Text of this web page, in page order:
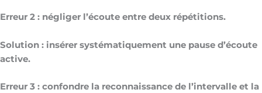
Erreur 2 : négliger l’écoute entre deux répétitions.
Solution : insérer systématiquement une pause d’écoute
active.
Erreur 3 : confondre la reconnaissance de l’intervalle et la